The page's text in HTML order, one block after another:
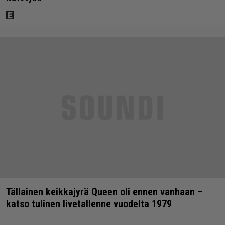
Tällainen keikkajyrä Queen oli ennen vanhaan –
katso tulinen livetallenne vuodelta 1979